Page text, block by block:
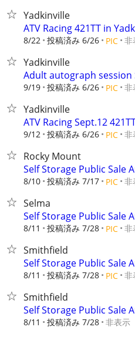
Yadkinville
ATV Racing 421TT in
8/22 投稿済み 6/26 PIC 非
Yadkinville
Adult autograph session
9/19 投稿済み 6/26 PIC 非
Yadkinville
ATV Racing Sept.12
9/12 投稿済み 6/26 PIC 非
Rocky Mount
Self Storage Public Sale
8/10 投稿済み 7/17 PIC 非
Selma
Self Storage Public Sale
8/11 投稿済み 7/28 PIC 非
Smithfield
Self Storage Public Sale
8/11 投稿済み 7/28 PIC 非
Smithfield
Self Storage Public Sale
8/11 投稿済み 7/28 非表示